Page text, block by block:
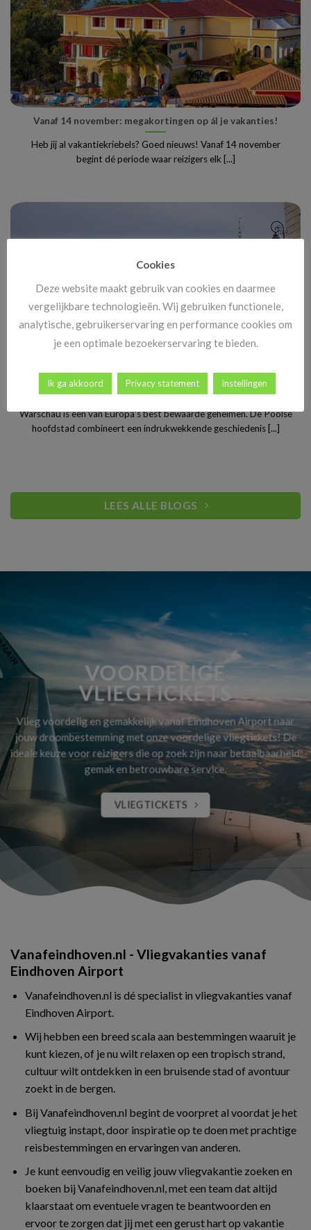
Vanaf 14 november: megakortingen op ál je vakanties!
Heb jij al vakantiekriebels? Goed nieuws! Vanaf 14 november
begint dé periode waar reizigers elk [...]
Stedentrip Warschau: ontdek de verrassende charme van
Polen’s bruisende hoofdstad
Warschau is een van Europa’s best bewaarde geheimen. De Poolse
hoofdstad combineert een indrukwekkende geschiedenis [...]
LEES ALLE BLOGS
VOORDELIGE
VLIEGTICKETS
Vlieg voordelig en gemakkelijk vanaf Eindhoven Airport naar
jouw droombestemming met onze voordelige vliegtickets! De
ideale keuze voor reizigers die op zoek zijn naar betaalbaarheid,
gemak en betrouwbare service.
VLIEGTICKETS
Vanafeindhoven.nl - Vliegvakanties vanaf
Eindhoven Airport
Vanafeindhoven.nl is dé specialist in vliegvakanties vanaf
Eindhoven Airport.
Wij hebben een breed scala aan bestemmingen waaruit je
kunt kiezen, of je nu wilt relaxen op een tropisch strand,
cultuur wilt ontdekken in een bruisende stad of avontuur
zoekt in de bergen.
Bij Vanafeindhoven.nl begint de voorpret al voordat je het
vliegtuig instapt, door inspiratie op te doen met prachtige
reisbestemmingen en ervaringen van anderen.
Je kunt eenvoudig en veilig jouw vliegvakantie zoeken en
boeken bij Vanafeindhoven.nl, met een team dat altijd
klaarstaat om eventuele vragen te beantwoorden en
ervoor te zorgen dat jij met een gerust hart op vakantie
Cookies
Deze website maakt gebruik van cookies en daarmee
vergelijkbare technologieën. Wij gebruiken functionele,
analytische, gebruikerservaring en performance cookies om
je een optimale bezoekerservaring te bieden.
Ik ga akkoord Privacy statement Instellingen